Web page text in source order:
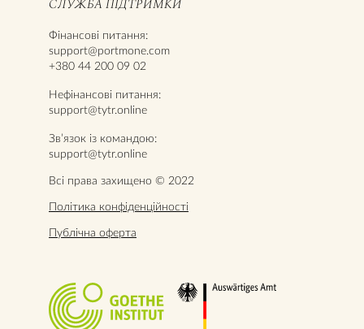
Фінансові питання:
support@portmone.com
+380 44 200 09 02
Нефінансові питання:
support@tytr.online
Звʼязок із командою:
support@tytr.online
Всі права захищено © 2022
Політика конфіденційності
Публічна оферта